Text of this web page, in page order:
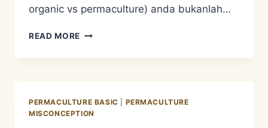
organic vs permaculture) anda bukanlah…
READ MORE MISKONSEPSI
NOMER
PERMACULTURE BASIC
PERMACULTURE
MISCONCEPTION